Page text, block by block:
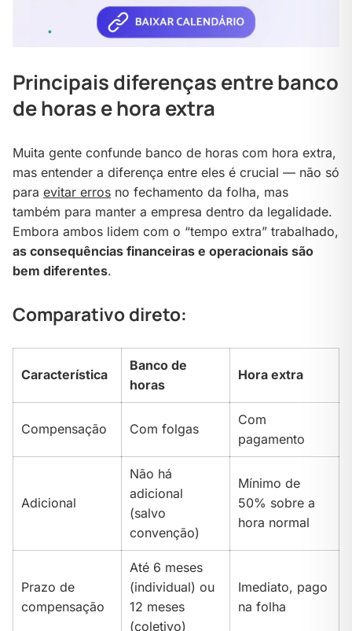
Principais diferenças entre banco
de horas e hora extra
Muita gente confunde banco de horas com hora extra,
mas entender a diferença entre eles é crucial — não só
para evitar erros no fechamento da folha, mas
também para manter a empresa dentro da legalidade.
Embora ambos lidem com o “tempo extra” trabalhado,
as consequências financeiras e operacionais são
bem diferentes.
Comparativo direto:
Característica
Banco de
horas
Hora extra
Compensação Com folgas
Com
pagamento
Adicional
Não há
adicional
(salvo
convenção)
Mínimo de
50% sobre a
hora normal
Prazo de
compensação
Até 6 meses
(individual) ou
12 meses
(coletivo)
Imediato, pago
na folha